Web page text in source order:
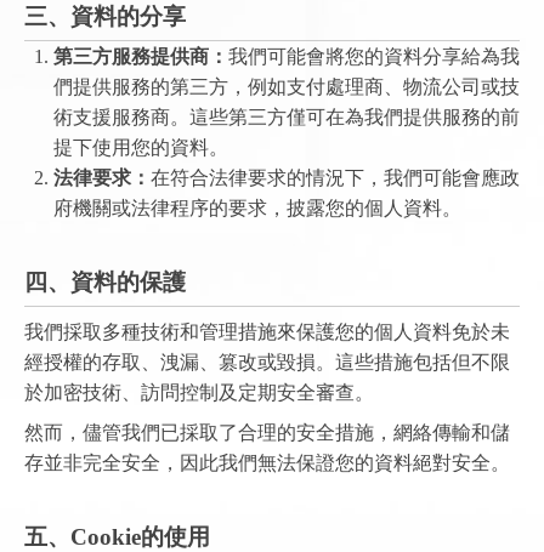
三、資料的分享
第三方服務提供商： 我們可能會將您的資料分享給為我
們提供服務的第三方，例如支付處理商、物流公司或技
術支援服務商。這些第三方僅可在為我們提供服務的前
提下使用您的資料。
法律要求： 在符合法律要求的情況下，我們可能會應政
府機關或法律程序的要求，披露您的個人資料。
四、資料的保護
我們採取多種技術和管理措施來保護您的個人資料免於未
經授權的存取、洩漏、篡改或毀損。這些措施包括但不限
於加密技術、訪問控制及定期安全審查。
然而，儘管我們已採取了合理的安全措施，網絡傳輸和儲
存並非完全安全，因此我們無法保證您的資料絕對安全。
五、Cookie的使用